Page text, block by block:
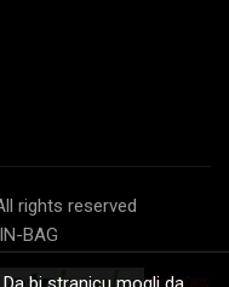
rights reserved
BAG